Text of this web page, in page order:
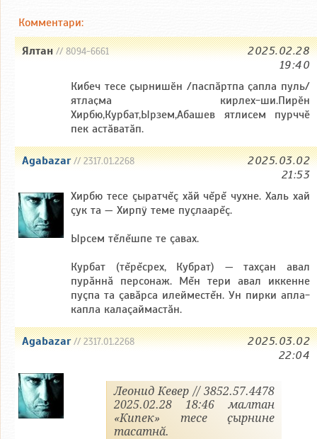
Комментари:
Ялтан// 8094-6661
2025.02.28
19:40
Кибеч тесе ҫырнишӗн /паспӑртпа ҫапла пуль/
ятлаҫма кирлех-ши.Пирӗн
Хирбю,Курбат,Ырзем,Абашев ятлисем пурччӗ
пек астӑватӑп.
Agabazar// 2317.01.2268
2025.03.02
21:53
Хирбю тесе çыратчĕç хăй чĕрĕ чухне. Халь хай
çук та — Хирпÿ теме пуçлаарĕç.
Ырсем тĕлĕшпе те çавах.
Курбат (тĕрĕсрех, Кубрат) — тахçан авал
пурăннă персонаж. Мĕн тери авал иккенне
пуçпа та çавăрса илейместĕн. Ун пирки апла-
капла калаçаймастăн.
Agabazar// 2317.01.2268
2025.03.02
22:04
Леонид Кевер // 3852.57.4478
2025.02.28 18:46 малтан
«Кипек» тесе ҫырнине
тасатнӑ.